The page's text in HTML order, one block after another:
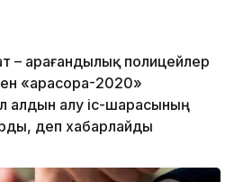
– Қарағандылық полицейлер
«Қарасора-2020»
алдын алу іс-шарасының
деп хабарлайды